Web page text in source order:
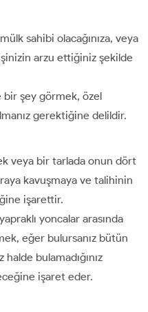
sahibi olacağınıza, veya
arzu ettiğiniz şekilde
bir şey görmek, özel
gerektiğine delildir.
veya bir tarlada onun dört
kavuşmaya ve talihinin
işarettir.
yoncalar arasında
eğer bulursanız bütün
halde bulamadığınız
işaret eder.